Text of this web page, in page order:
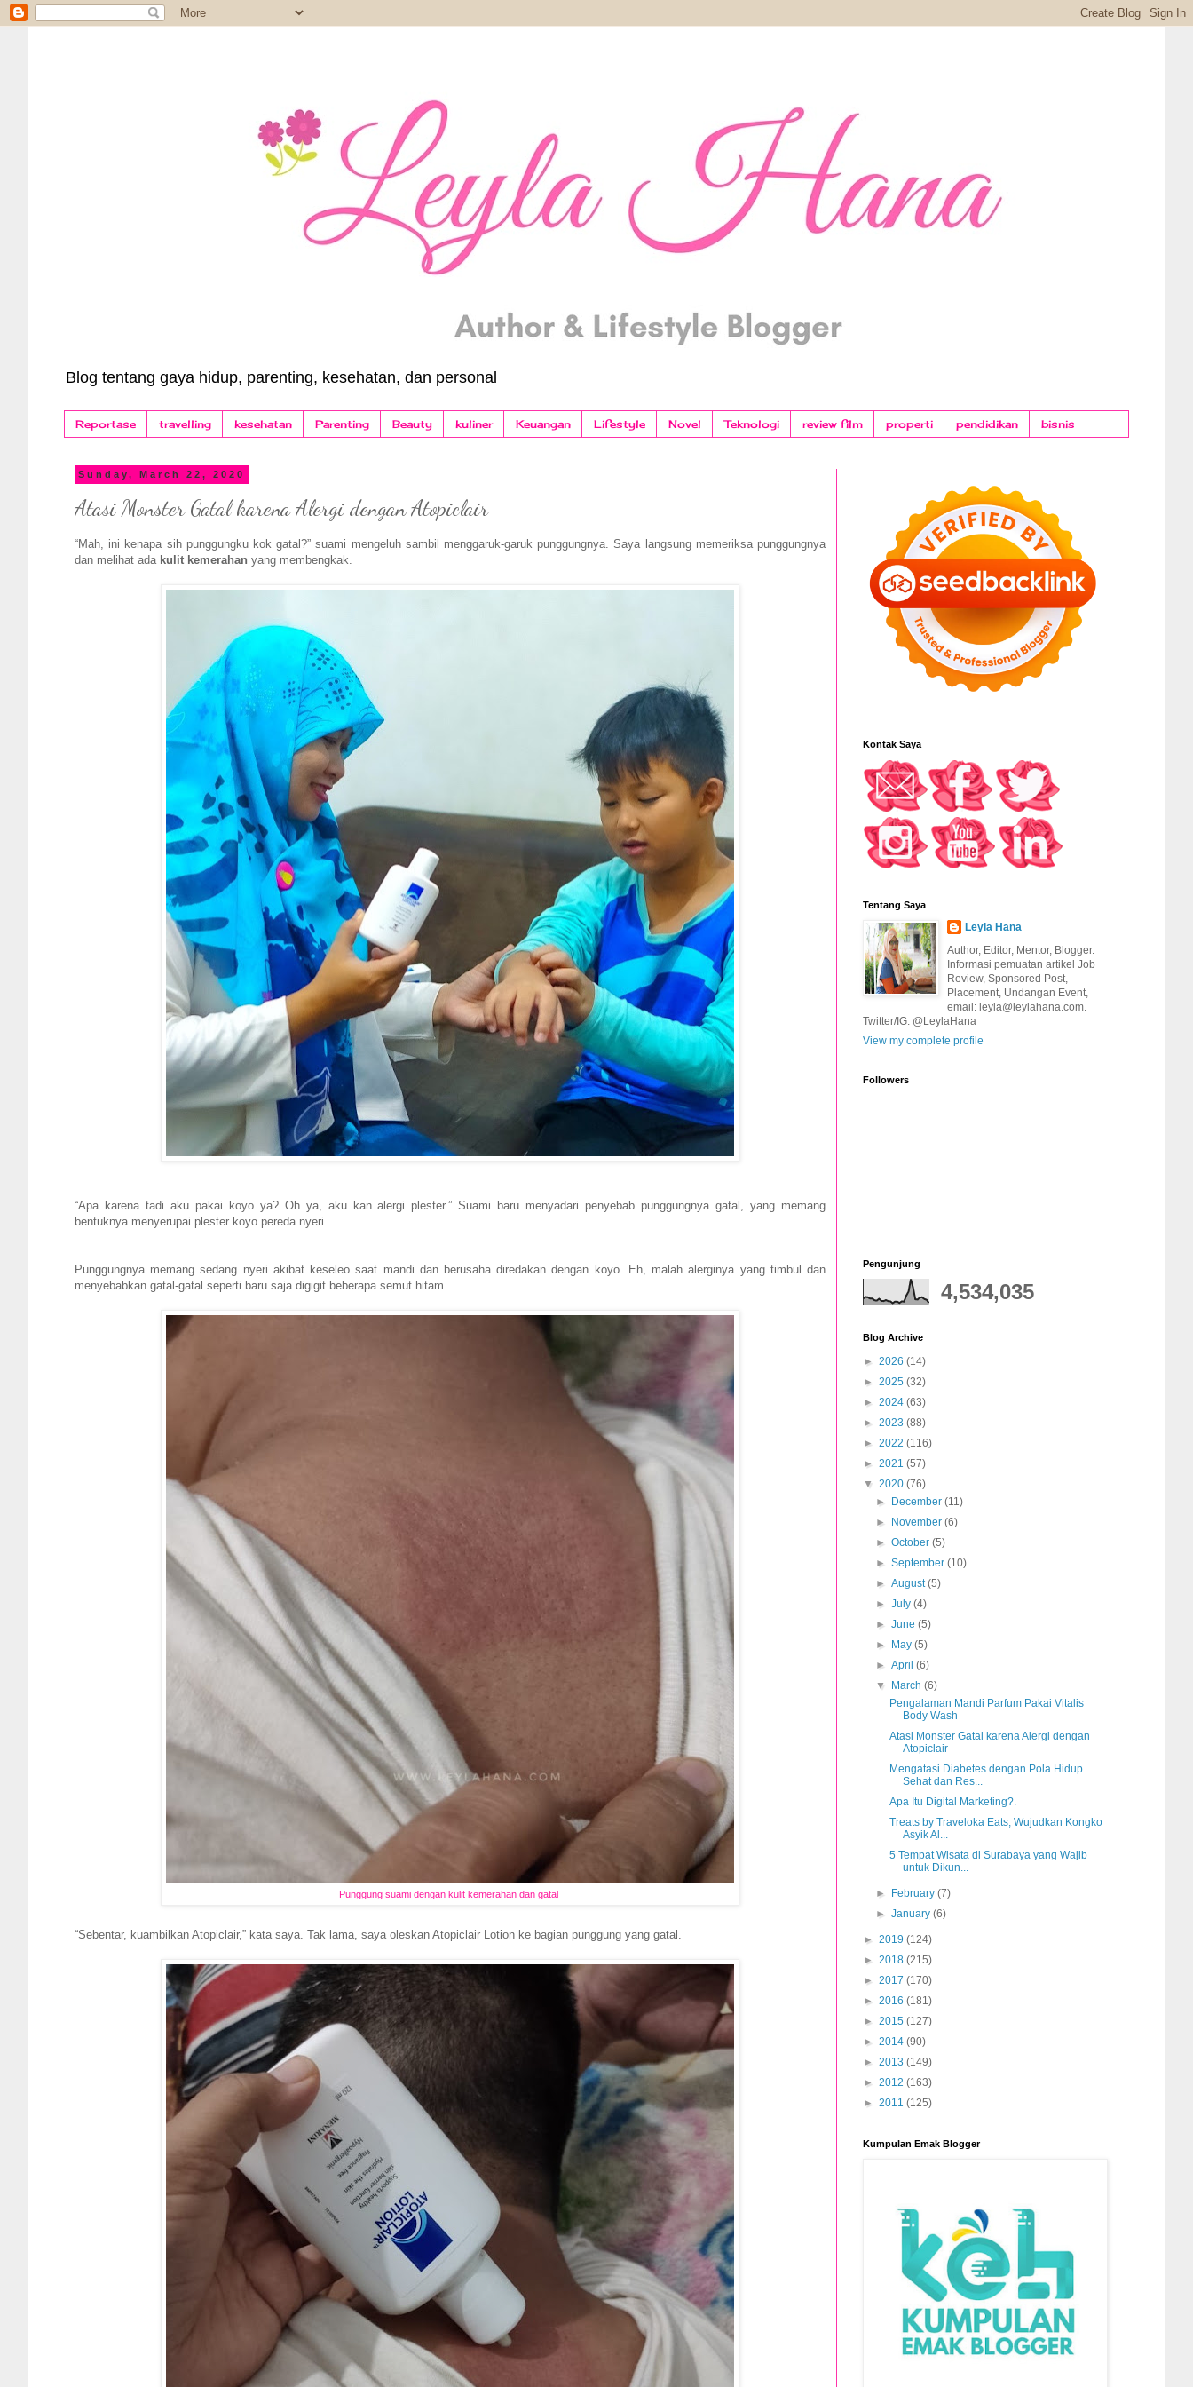
Blog tentang gaya hidup, parenting, kesehatan, dan personal
Reportase travelling kesehatan Parenting Beauty kuliner Keuangan Lifestyle Novel Teknologi review film properti pendidikan bisnis
Sunday, March 22, 2020
Atasi Monster Gatal karena Alergi dengan Atopiclair
“Mah, ini kenapa sih punggungku kok gatal?” suami mengeluh sambil menggaruk-garuk punggungnya. Saya langsung memeriksa punggungnya
dan melihat ada kulit kemerahan yang membengkak.
“Apa karena tadi aku pakai koyo ya? Oh ya, aku kan alergi plester.” Suami baru menyadari penyebab punggungnya gatal, yang memang
bentuknya menyerupai plester koyo pereda nyeri.
Punggungnya memang sedang nyeri akibat keseleo saat mandi dan berusaha diredakan dengan koyo. Eh, malah alerginya yang timbul dan
menyebabkan gatal-gatal seperti baru saja digigit beberapa semut hitam.
Punggung suami dengan kulit kemerahan dan gatal
“Sebentar, kuambilkan Atopiclair,” kata saya. Tak lama, saya oleskan Atopiclair Lotion ke bagian punggung yang gatal.
Kontak Saya
Tentang Saya
Leyla Hana
Author, Editor, Mentor, Blogger.
Informasi pemuatan artikel Job
Review, Sponsored Post,
Placement, Undangan Event,
email: leyla@leylahana.com.
Twitter/IG: @LeylaHana
View my complete profile
Followers
Pengunjung
4,534,035
Blog Archive
► 2026 (14)
► 2025 (32)
► 2024 (63)
► 2023 (88)
► 2022 (116)
► 2021 (57)
▼ 2020 (76)
►
December(11)
►
November(6)
►October(5)
►September(10)
►August(5)
►July(4)
►June(5)
►
May(5)
►April(6)
▼
March(6)
Pengalaman Mandi Parfum Pakai Vitalis
Body Wash
Atasi Monster Gatal karena Alergi dengan
Atopiclair
Mengatasi Diabetes dengan Pola Hidup
Sehat dan Res...
Apa Itu Digital Marketing?.
Treats by Traveloka Eats, Wujudkan Kongko
Asyik Al...
5 Tempat Wisata di Surabaya yang Wajib
untuk Dikun...
► February(7)
►January(6)
► 2019 (124)
► 2018 (215)
► 2017 (170)
► 2016 (181)
► 2015 (127)
► 2014 (90)
► 2013 (149)
► 2012 (163)
► 2011 (125)
Kumpulan Emak Blogger